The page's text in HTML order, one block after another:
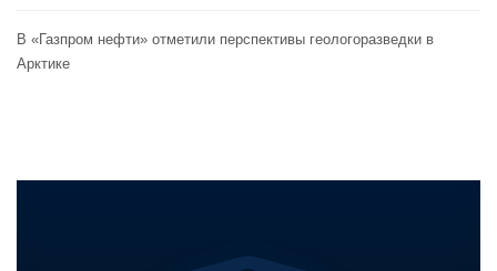
В «Газпром нефти» отметили перспективы геологоразведки в
Арктике